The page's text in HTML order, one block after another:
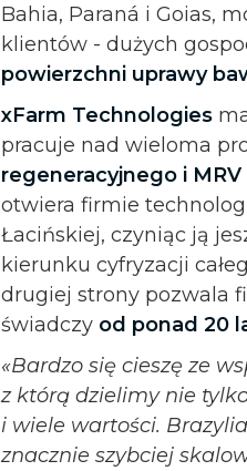
Bahia, Paraná i Goias,
klientów - dużych
powierzchni uprawy
xFarm Technologies
pracuje nad wieloma
regeneracyjnego i MRV
otwiera firmie
Łacińskiej, czyniąc ją
kierunku cyfryzacji
drugiej strony pozwala
świadczy od ponad 20
«Bardzo się cieszę ze
z którą dzielimy nie
i wiele wartości.
znacznie szybciej